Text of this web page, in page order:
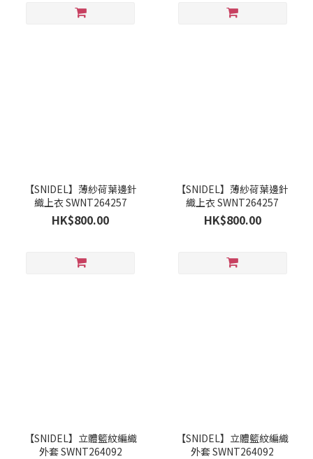
【SNIDEL】薄紗荷葉邊針
織上衣 SWNT264257
HK$800.00
【SNIDEL】薄紗荷葉邊針
織上衣 SWNT264257
HK$800.00
【SNIDEL】立體籃紋編織
外套 SWNT264092
【SNIDEL】立體籃紋編織
外套 SWNT264092